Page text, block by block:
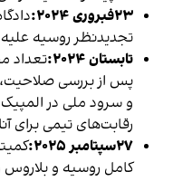
۲۳فبروری ۲۰۲۴:
تجدیدنظر روسیه علیه
تابستان ۲۰۲۴:
تعداد
پس از بررسی
و سرود ملی در
رقابت‌های تیمی برای
۲۷سپتامبر ۲۰۲۵:
کامل روسیه و بلاروس